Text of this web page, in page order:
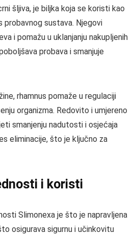
šljiva, je biljka koja se koristi kao
probavnog sustava. Njegovi
i pomažu u uklanjanju nakupljenih
probava i smanjuje
rhamnus pomaže u regulaciji
organizma. Redovito i umjereno
smanjenju nadutosti i osjećaja
eliminacije, što je ključno za
i koristi
Slimonexa je što je napravljena
osigurava sigurnu i učinkovitu